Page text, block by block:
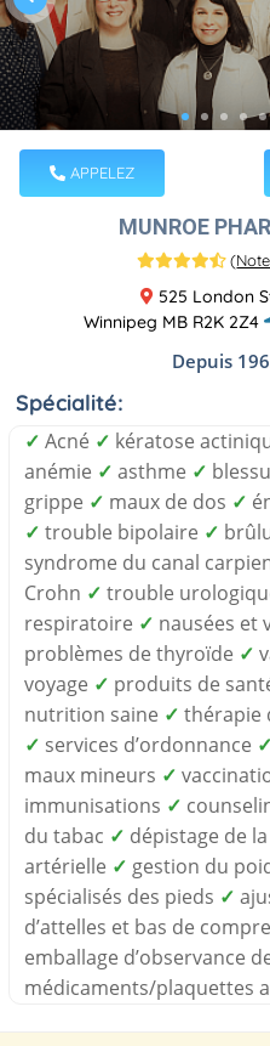
APPELEZ
MUNROE
(
525 London
Winnipeg MB R2K 2Z4
Depuis
Spécialité:
✓ Acné ✓ kératose
anémie ✓ asthme ✓
grippe ✓ maux de dos ✓
✓ trouble bipolaire ✓
syndrome du canal
Crohn ✓ trouble
respiratoire ✓ nausées et
problèmes de thyroïde ✓
voyage ✓ produits de
nutrition saine ✓ thérapie
✓ services d’ordonnance ✓
maux mineurs ✓
immunisations ✓
du tabac ✓ dépistage de
artérielle ✓ gestion du
spécialisés des pieds ✓
d’attelles et bas de
emballage d’observance
médicaments/plaquettes